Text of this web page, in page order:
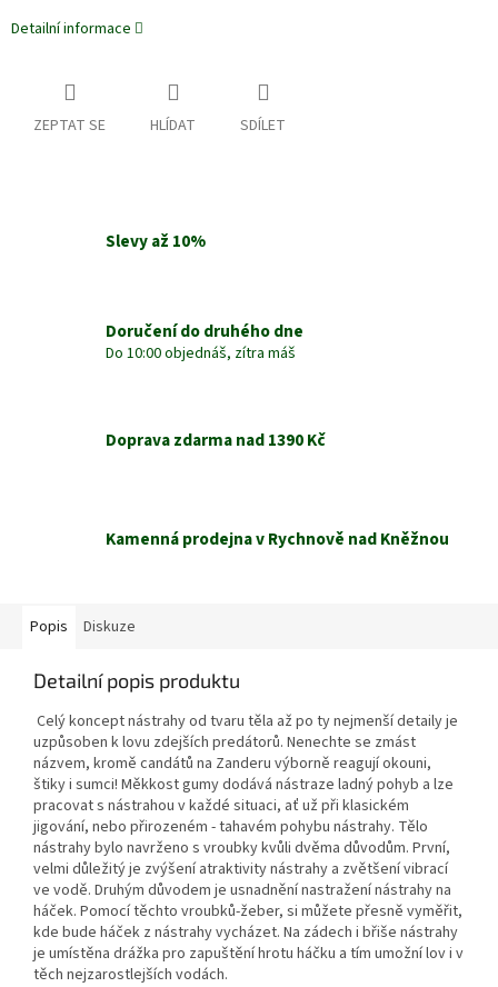
Detailní informace
ZEPTAT SE HLÍDAT SDÍLET
Slevy až 10%
Doručení do druhého dne
Do 10:00 objednáš, zítra máš
Doprava zdarma nad 1390 Kč
Kamenná prodejna v Rychnově nad Kněžnou
Popis Diskuze
Detailní popis produktu
Celý koncept nástrahy od tvaru těla až po ty nejmenší detaily je
uzpůsoben k lovu zdejších predátorů. Nenechte se zmást
názvem, kromě candátů na Zanderu výborně reagují okouni,
štiky i sumci! Měkkost gumy dodává nástraze ladný pohyb a lze
pracovat s nástrahou v každé situaci, ať už při klasickém
jigování, nebo přirozeném - tahavém pohybu nástrahy. Tělo
nástrahy bylo navrženo s vroubky kvůli dvěma důvodům. První,
velmi důležitý je zvýšení atraktivity nástrahy a zvětšení vibrací
ve vodě. Druhým důvodem je usnadnění nastražení nástrahy na
háček. Pomocí těchto vroubků-žeber, si můžete přesně vyměřit,
kde bude háček z nástrahy vycházet. Na zádech i břiše nástrahy
je umístěna drážka pro zapuštění hrotu háčku a tím umožní lov i v
těch nejzarostlejších vodách.